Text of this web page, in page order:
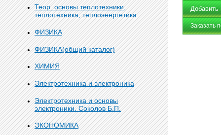
Теор. основы теплотехники,
теплотехника, теплоэнергетика
ФИЗИКА
ФИЗИКА(общий каталог)
ХИМИЯ
Электротехника и электроника
Электротехника и основы
электроники. Соколов Б.П.
ЭКОНОМИКА
Заказать